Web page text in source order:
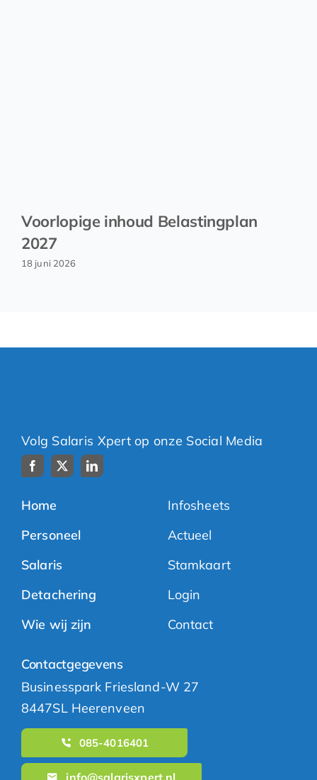
Voorlopige inhoud Belastingplan
2027
18 juni 2026
Volg Salaris Xpert op onze Social Media
Home
Personeel
Salaris
Detachering
Wie wij zijn
Infosheets
Actueel
Stamkaart
Login
Contact
Contactgegevens
Businesspark Friesland-W 27
8447SL Heerenveen
085-4016401
info@salarisxpert.nl